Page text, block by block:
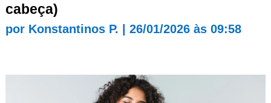
cabeça)
por Konstantinos P. 26/01/2026 às 09:58